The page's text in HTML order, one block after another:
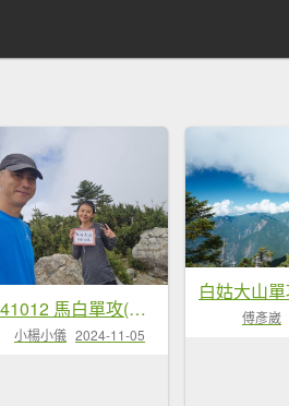
20241012 馬白單攻(馬崙山、白姑大山)
小楊小儀 2024-11-05
傅彥崴